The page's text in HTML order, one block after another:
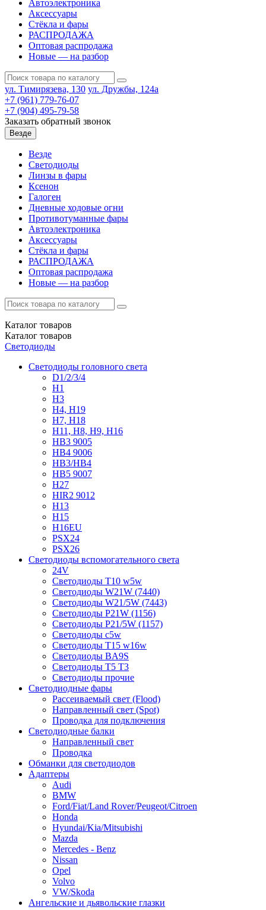
Автоэлектроника
Аксессуары
Стёкла и фары
РАСПРОДАЖА
Оптовая распродажа
Новые — на разбор
ул. Тимирязева, 130 ул. Дружбы, 124а
+7 (961) 779-76-07
+7 (904) 495-79-58
Заказать обратный звонок
Везде
Везде
Светодиоды
Линзы в фары
Ксенон
Галоген
Дневные ходовые огни
Противотуманные фары
Автоэлектроника
Аксессуары
Стёкла и фары
РАСПРОДАЖА
Оптовая распродажа
Новые — на разбор
Каталог товаров
Каталог товаров
Светодиоды
Светодиоды головного света
D1/2/3/4
H1
H3
H4, H19
H7, H18
H11, H8, H9, H16
HB3 9005
HB4 9006
HB3/HB4
HB5 9007
H27
HIR2 9012
H13
H15
H16EU
PSX24
PSX26
Светодиоды вспомогательного света
24V
Светодиоды T10 w5w
Светодиоды W21W (7440)
Светодиоды W21/5W (7443)
Светодиоды P21W (1156)
Светодиоды P21/5W (1157)
Светодиоды c5w
Светодиоды T15 w16w
Светодиоды BA9S
Светодиоды T5 T3
Светодиоды прочие
Светодиодные фары
Рассеиваемый свет (Flood)
Направленный свет (Spot)
Проводка для подключения
Светодиодные балки
Направленный свет
Проводка
Обманки для светодиодов
Адаптеры
Audi
BMW
Ford/Fiat/Land Rover/Peugeot/Citroen
Honda
Hyundai/Kia/Mitsubishi
Mazda
Mercedes - Benz
Nissan
Opel
Volvo
VW/Skoda
Ангельские и дьявольские глазки